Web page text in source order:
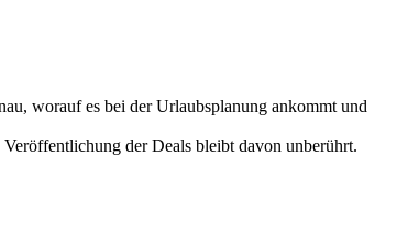
worauf es bei der Urlaubsplanung ankommt und
der Deals bleibt davon unberührt.